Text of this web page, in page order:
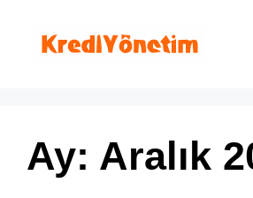
Ay: Aralık